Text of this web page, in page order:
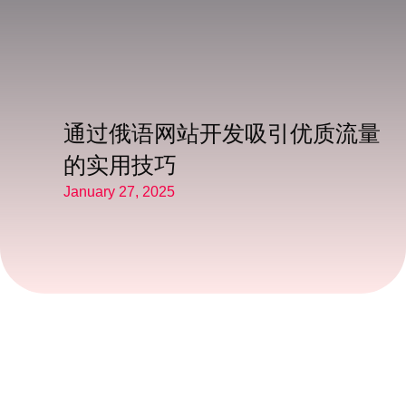
通过俄语网站开发吸引优质流量
的实用技巧
January 27, 2025